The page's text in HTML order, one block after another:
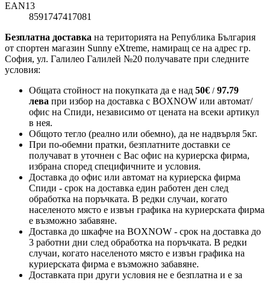
EAN13
8591747417081
Безплатна доставка на територията на Република България
от спортен магазин Sunny eXtreme, намиращ се на адрес гр.
София, ул. Галилео Галилей №20 получавате при следните
условия:
Общата стойност на покупката да е над 50€ / 97.79
лева при избор на доставка с BOXNOW или автомат/
офис на Спиди, независимо от цената на всеки артикул
в нея.
Общото тегло (реално или обемно), да не надвърля 5кг.
При по-обемни пратки, безплатните доставки се
получават в уточнен с Вас офис на куриерска фирма,
избрана според специфичните и условия.
Доставка до офис или автомат на куриерска фирма
Спиди - срок на доставка един работен ден след
обработка на поръчката. В редки случаи, когато
населеното място е извън графика на куриерската фирма
е възможно забавяне.
Доставка до шкафче на BOXNOW - срок на доставка до
3 работни дни след обработка на поръчката. В редки
случаи, когато населеното място е извън графика на
куриерската фирма е възможно забавяне.
Доставката при други условия не е безплатна и е за